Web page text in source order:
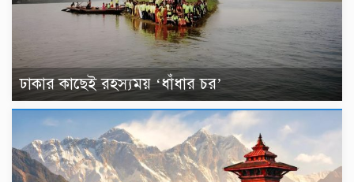
ঢাকার কাছেই রহস্যময় ‘ধাঁধার চর’